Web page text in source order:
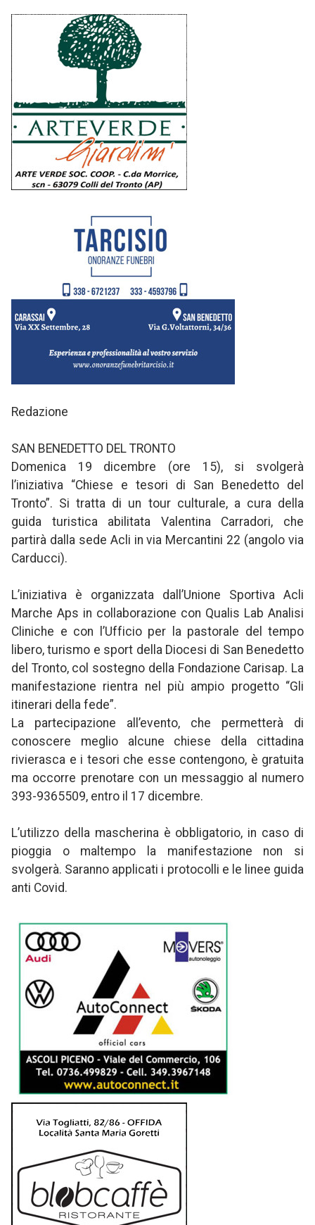
Redazione
SAN BENEDETTO DEL TRONTO
Domenica 19 dicembre (ore 15), si svolgerà
l’iniziativa “Chiese e tesori di San Benedetto del
Tronto”. Si tratta di un tour culturale, a cura della
guida turistica abilitata Valentina Carradori, che
partirà dalla sede Acli in via Mercantini 22 (angolo via
Carducci).
L’iniziativa è organizzata dall’Unione Sportiva Acli
Marche Aps in collaborazione con Qualis Lab Analisi
Cliniche e con l’Ufficio per la pastorale del tempo
libero, turismo e sport della Diocesi di San Benedetto
del Tronto, col sostegno della Fondazione Carisap. La
manifestazione rientra nel più ampio progetto “Gli
itinerari della fede”.
La partecipazione all’evento, che permetterà di
conoscere meglio alcune chiese della cittadina
rivierasca e i tesori che esse contengono, è gratuita
ma occorre prenotare con un messaggio al numero
393-9365509, entro il 17 dicembre.
L’utilizzo della mascherina è obbligatorio, in caso di
pioggia o maltempo la manifestazione non si
svolgerà. Saranno applicati i protocolli e le linee guida
anti Covid.